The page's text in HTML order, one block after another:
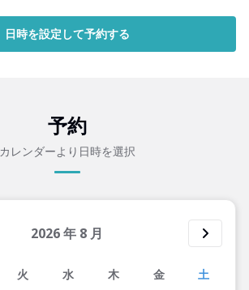
日時を設定して予約する
予約
カレンダーより日時を選択
2026年 8 月
火 水 木 金 土